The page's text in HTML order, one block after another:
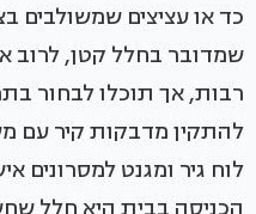
כד או עציצים שמשולבים
שמדובר בחלל קטן, לרוב
רבות, אך תוכלו לבחור
להתקין מדבקות קיר עם
לוח גיר ומגנט למסרונים